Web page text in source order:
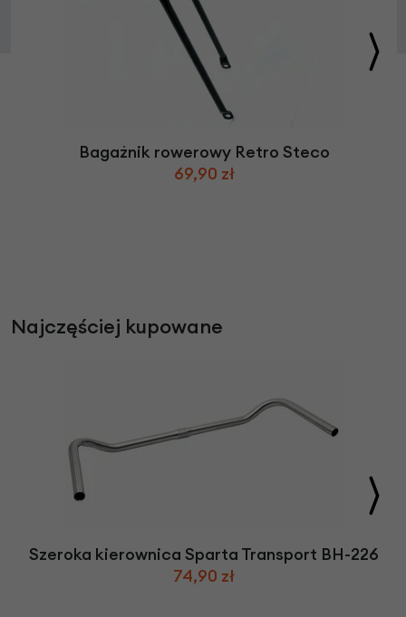
Bagażnik rowerowy Retro Steco
69,90 zł
Najczęściej kupowane
Szeroka kierownica Sparta Transport BH-226
74,90 zł